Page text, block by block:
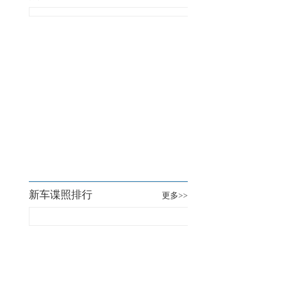
更多>>
新车谍照排行